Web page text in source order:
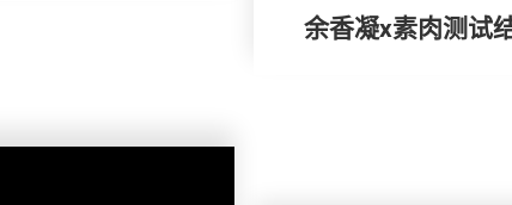
余香凝x素肉测试